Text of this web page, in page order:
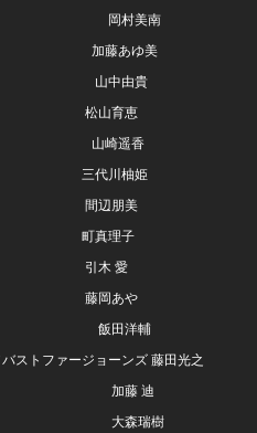
ボーン 岡村美南
加藤あゆ美
山中由貴
山育恵
山崎遥香
川柚姫
辺朋美
真理子
引木 愛
岡あや
ー 飯田洋輔
ストファージョーンズ 藤田光之
プ 加藤 迪
ー 大森瑞樹